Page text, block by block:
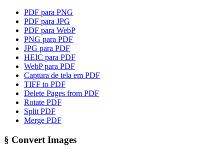
PDF para PNG
PDF para JPG
PDF para WebP
PNG para PDF
JPG para PDF
HEIC para PDF
WebP para PDF
Captura de tela em PDF
TIFF to PDF
Delete Pages from PDF
Rotate PDF
Split PDF
Merge PDF
§ Convert Images